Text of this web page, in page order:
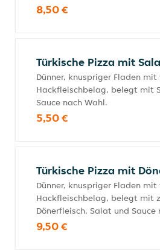
8,50 €
Türkische Pizza mit
Dünner, knuspriger Fladen
Hackfleischbelag, belegt mit
Sauce nach Wahl.
5,50 €
Türkische Pizza mit
Dünner, knuspriger Fladen
Hackfleischbelag, belegt mit
Dönerfleisch, Salat und Sauce
9,50 €